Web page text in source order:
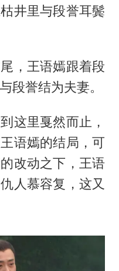
井里与段誉耳鬓
，王语嫣跟着段
段誉结为夫妻。
这里戛然而止，
语嫣的结局，可
改动之下，王语
人慕容复，这又